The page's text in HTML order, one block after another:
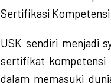
Sertifikasi Kompetensi
USK sendiri menjadi
sertifikat kompetensi
dalam memasuki